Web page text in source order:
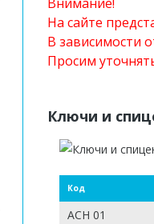
На сайте
В зависимости
Просим
Ключи и
Код
АСН 01